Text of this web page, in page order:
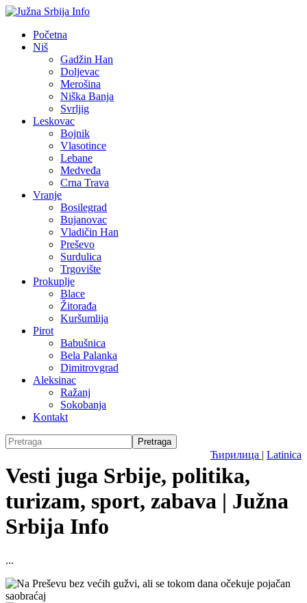
Početna
Niš
Gadžin Han
Doljevac
Merošina
Niška Banja
Svrljig
Leskovac
Bojnik
Vlasotince
Lebane
Medveđa
Crna Trava
Vranje
Bosilegrad
Bujanovac
Vladičin Han
Preševo
Surdulica
Trgovište
Prokuplje
Blace
Žitorađa
Kuršumlija
Pirot
Babušnica
Bela Palanka
Dimitrovgrad
Aleksinac
Ražanj
Sokobanja
Kontakt
Ћирилица | Latinica
Vesti juga Srbije, politika,
turizam, sport, zabava | Južna
Srbija Info
...